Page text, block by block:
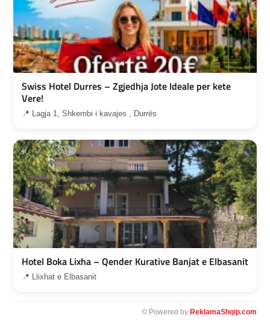
Swiss Hotel Durres – Zgjedhja Jote Ideale per kete
Vere!
📍 Lagja 1, Shkembi i kavajes , Durrës
Hotel Boka Lixha – Qender Kurative Banjat e Elbasanit
📍 Llixhat e Elbasanit
© Powered by ReklamaShqip.com